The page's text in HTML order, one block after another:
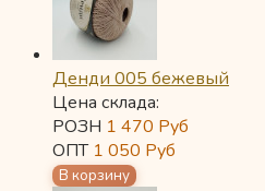
Денди 005 бежевый
Цена склада:
РОЗН 1 470 Руб
ОПТ 1 050 Руб